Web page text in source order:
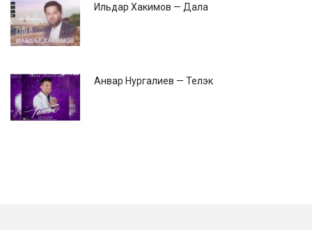
Ильдар Хакимов — Дала
Анвар Нургалиев — Телэк